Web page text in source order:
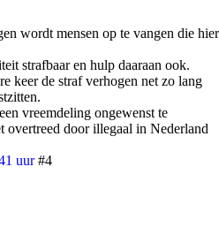
wordt mensen op te vangen die hier
strafbaar en hulp daaraan ook.
keer de straf verhogen net zo lang
vreemdeling ongewenst te
overtreed door illegaal in Nederland
uur #4